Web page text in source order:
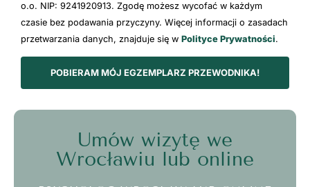
o.o. NIP: 9241920913. Zgodę możesz wycofać w każdym
czasie bez podawania przyczyny. Więcej informacji o zasadach
przetwarzania danych, znajduje się w Polityce Prywatności.
POBIERAM MÓJ EGZEMPLARZ PRZEWODNIKA!
Umów wizytę we
Wrocławiu lub online